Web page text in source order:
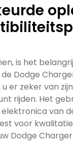
is het
Dodge
er zeker van
rijden. Het
van
voor
Dodge